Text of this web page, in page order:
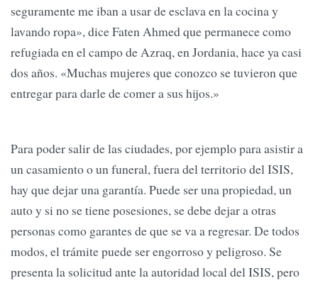
seguramente me iban a usar de esclava en la cocina y
lavando ropa», dice Faten Ahmed que permanece como
refugiada en el campo de Azraq, en Jordania, hace ya casi
dos años. «Muchas mujeres que conozco se tuvieron que
entregar para darle de comer a sus hijos.»
Para poder salir de las ciudades, por ejemplo para asistir a
un casamiento o un funeral, fuera del territorio del ISIS,
hay que dejar una garantía. Puede ser una propiedad, un
auto y si no se tiene posesiones, se debe dejar a otras
personas como garantes de que se va a regresar. De todos
modos, el trámite puede ser engorroso y peligroso. Se
presenta la solicitud ante la autoridad local del ISIS, pero